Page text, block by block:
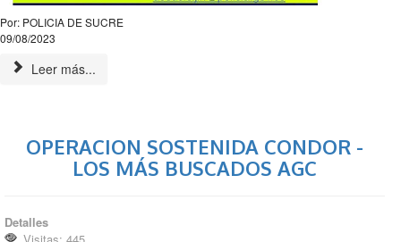
Por: POLICIA DE SUCRE
09/08/2023
Leer más...
OPERACION SOSTENIDA CONDOR -
LOS MÁS BUSCADOS AGC
Detalles